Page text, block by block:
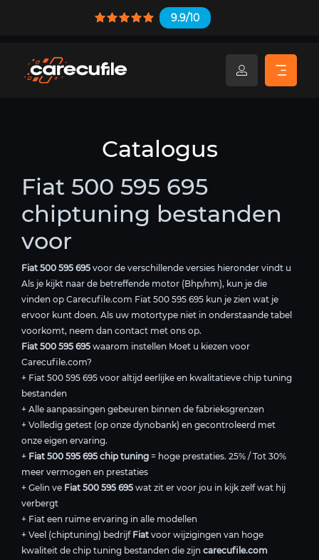
9.9/10
Catalogus
Fiat 500 595 695
chiptuning bestanden
voor
Fiat 500 595 695 voor de verschillende versies hieronder vindt u
Als je kijkt naar de betreffende motor (Bhp/nm), kun je die
vinden op Carecufile.com Fiat 500 595 695 kun je zien wat je
ervoor kunt doen. Als uw motortype niet in onderstaande tabel
voorkomt, neem dan contact met ons op.
Fiat 500 595 695 waarom instellen Moet u kiezen voor
Carecufile.com?
+ Fiat 500 595 695 voor altijd eerlijke en kwalitatieve chip tuning
bestanden
+ Alle aanpassingen gebeuren binnen de fabrieksgrenzen
+ Volledig getest (op onze dynobank) en gecontroleerd met
onze eigen ervaring.
+ Fiat 500 595 695 chip tuning = hoge prestaties. 25% / Tot 30%
meer vermogen en prestaties
+ Gelin ve Fiat 500 595 695 wat zit er voor jou in kijk zelf wat hij
verbergt
+ Fiat een ruime ervaring in alle modellen
+ Veel (chiptuning) bedrijf Fiat voor wijzigingen van hoge
kwaliteit de chip tuning bestanden die zijn carecufile.com